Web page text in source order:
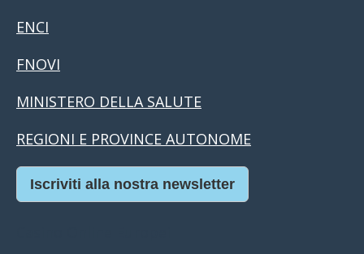
ENCI
FNOVI
MINISTERO DELLA SALUTE
REGIONI E PROVINCE AUTONOME
Iscriviti alla nostra newsletter